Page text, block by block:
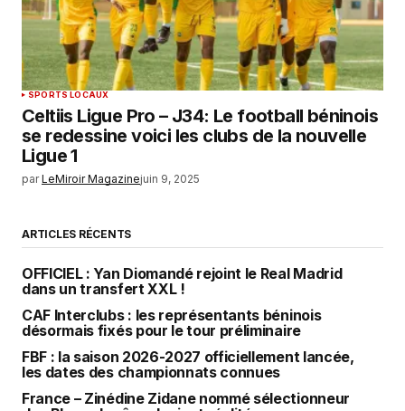
SPORTS LOCAUX
Celtiis Ligue Pro – J34: Le football béninois
se redessine voici les clubs de la nouvelle
Ligue 1
par LeMiroir Magazinejuin 9, 2025
ARTICLES RÉCENTS
OFFICIEL : Yan Diomandé rejoint le Real Madrid
dans un transfert XXL !
CAF Interclubs : les représentants béninois
désormais fixés pour le tour préliminaire
FBF : la saison 2026-2027 officiellement lancée,
les dates des championnats connues
France – Zinédine Zidane nommé sélectionneur